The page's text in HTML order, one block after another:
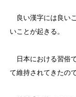
良い漢字には良い
いことが起きる。
日本における習俗
て維持されてきたの